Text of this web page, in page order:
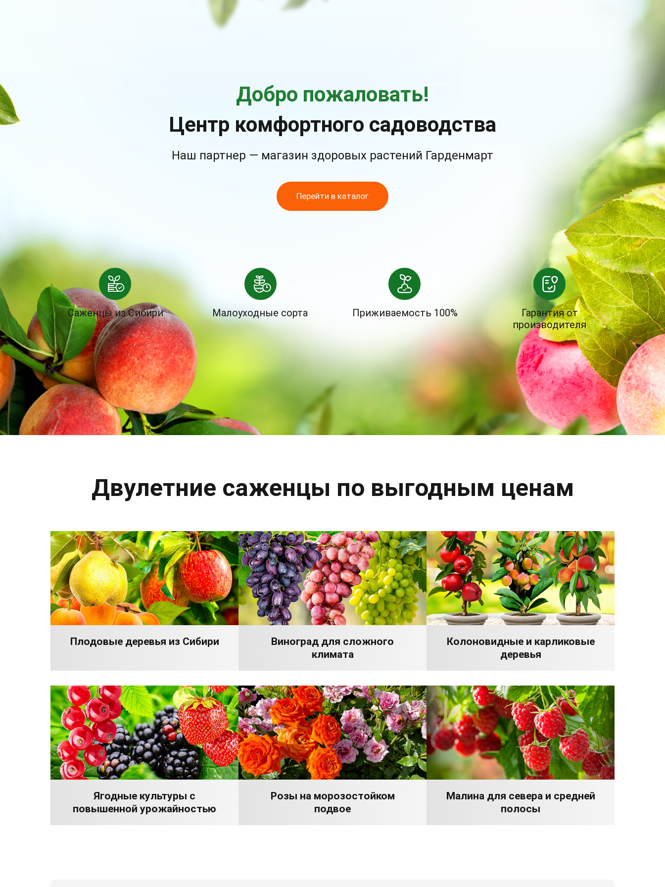
Добро пожаловать!
Центр комфортного садоводства
Наш партнер — магазин здоровых растений Гарденмарт
Перейти в каталог
Саженцы из Сибири Малоуходные сорта Приживаемость 100%
Гарантия от
производителя
Двулетние саженцы по выгодным ценам
Плодовые деревья из Сибири
Виноград для сложного
климата
Колоновидные и карликовые
деревья
Ягодные культуры с
повышенной урожайностью
Розы на морозостойком
подвое
Малина для севера и средней
полосы